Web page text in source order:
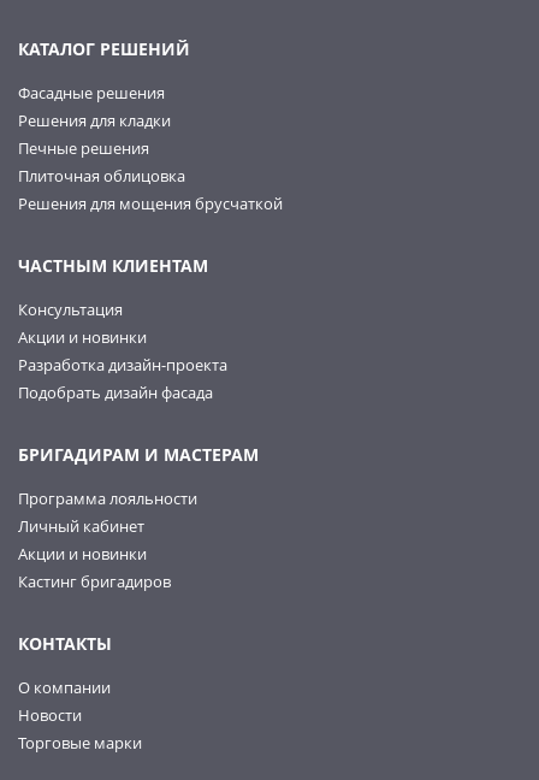
КАТАЛОГ РЕШЕНИЙ
Фасадные решения
Решения для кладки
Печные решения
Плиточная облицовка
Решения для мощения брусчаткой
ЧАСТНЫМ КЛИЕНТАМ
Консультация
Акции и новинки
Разработка дизайн-проекта
Подобрать дизайн фасада
БРИГАДИРАМ И МАСТЕРАМ
Программа лояльности
Личный кабинет
Акции и новинки
Кастинг бригадиров
КОНТАКТЫ
О компании
Новости
Торговые марки